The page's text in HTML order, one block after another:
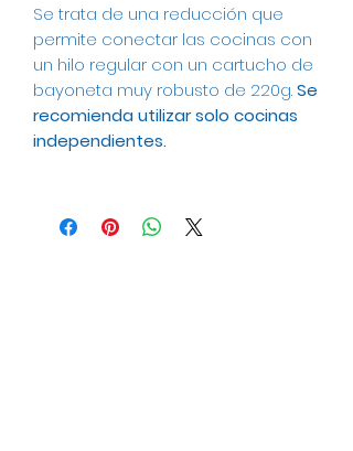
Se trata de una reducción que
permite conectar las cocinas con
un hilo regular con un cartucho de
bayoneta muy robusto de 220g.Se
recomienda utilizar solo cocinas
independientes.